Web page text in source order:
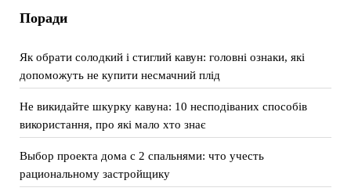
Поради
Як обрати солодкий і стиглий кавун: головні ознаки, які
допоможуть не купити несмачний плід
Не викидайте шкурку кавуна: 10 несподіваних способів
використання, про які мало хто знає
Выбор проекта дома с 2 спальнями: что учесть
рациональному застройщику